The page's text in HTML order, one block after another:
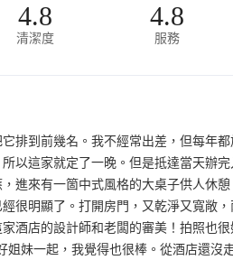
4.8
清潔度
4.8
服務
排到前幾名。我不經常出差，但每年
以這家就定了一晚。但是抵達當天辦
進來有一箇中式風格的大桌子供人休
很明顯了。打開房門，又乾淨又寬敞
酒店的設計師和老闆的審美！拍照也
妹一起，我覺得也很棒。從酒店還沒